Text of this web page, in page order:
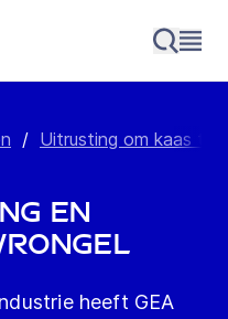
/ Uitrusting om kaas te
en
heeft GEA